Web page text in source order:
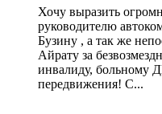
Хочу выразить
руководителю
Бузину , а так же
Айрату за
инвалиду, больному
передвижения! С...